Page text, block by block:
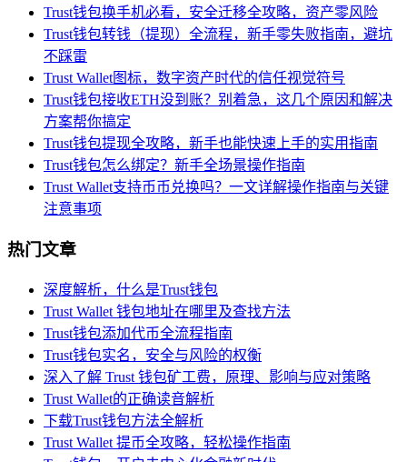
Trust钱包换手机必看，安全迁移全攻略，资产零风险
Trust钱包转钱（提现）全流程，新手零失败指南，避坑
不踩雷
Trust Wallet图标，数字资产时代的信任视觉符号
Trust钱包接收ETH没到账？别着急，这几个原因和解决
方案帮你搞定
Trust钱包提现全攻略，新手也能快速上手的实用指南
Trust钱包怎么绑定？新手全场景操作指南
Trust Wallet支持币币兑换吗？一文详解操作指南与关键
注意事项
热门文章
深度解析，什么是Trust钱包
Trust Wallet 钱包地址在哪里及查找方法
Trust钱包添加代币全流程指南
Trust钱包实名，安全与风险的权衡
深入了解 Trust 钱包矿工费，原理、影响与应对策略
Trust Wallet的正确读音解析
下载Trust钱包方法全解析
Trust Wallet 提币全攻略，轻松操作指南